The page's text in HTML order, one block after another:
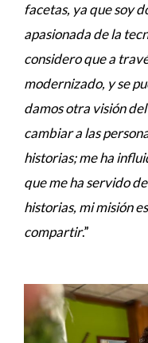
facetas, ya que soy
apasionada de la
considero que a
modernizado, y se
damos otra visión
cambiar a las
historias; me ha
que me ha servido
historias, mi misión
compartir.”